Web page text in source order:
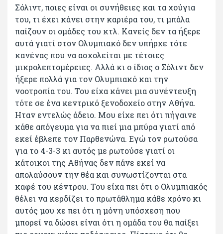
Σόλιντ, ποιες είναι οι συνήθειες και τα χούγια
του, τι έχει κάνει στην καριέρα του, τι μπάλα
παίζουν οι ομάδες του κτλ. Κανείς δεν τα ήξερε
αυτά γιατί στον Ολυμπιακό δεν υπήρχε τότε
κανένας που να ασχολείται με τέτοιες
μικρολεπτομέρειες. Αλλά κι ο ίδιος ο Σόλιντ δεν
ήξερε πολλά για τον Ολυμπιακό και την
νοοτροπία του. Του είχα κάνει μια συνέντευξη
τότε σε ένα κεντρικό ξενοδοχείο στην Αθήνα.
Ηταν εντελώς άδειο. Μου είχε πει ότι πήγαινε
κάθε απόγευμα για να πιεί μια μπύρα γιατί από
εκεί έβλεπε τον Παρθενώνα. Εγώ τον ρωτούσα
για το 4-3-3 κι αυτός με ρωτούσε γιατί οι
κάτοικοι της Αθήνας δεν πάνε εκεί να
απολαύσουν την θέα και συνωστίζονται στα
καφέ του κέντρου. Του είχα πει ότι ο Ολυμπιακός
θέλει να κερδίζει το πρωτάθλημα κάθε χρόνο κι
αυτός μου χε πει ότι η μόνη υπόσχεση που
μπορεί να δώσει είναι ότι η ομάδα του θα παίξει